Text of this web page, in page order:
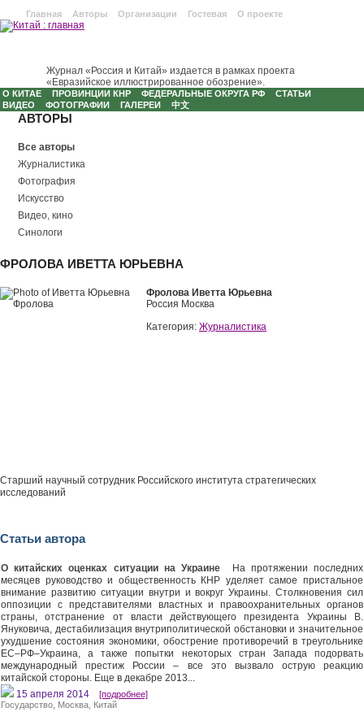
Главная Авторы Организации Гостевая О проекте
Журнал «Россия и Китай» издается в рамках проекта
«Евразийское иллюстрированное обозрение».
О КИТАЕ ПРОВИНЦИИ КНР ФЕДЕРАЛЬНЫЕ ОКРУГА РФ
СТАТЬИ
ВИДЕО
ФОТОГРАФИИ ГАЛЕРЕИ 中文
АВТОРЫ
Все авторы
Журналистика
Фотография
Искусство
Видео, кино
Синологи
ФРОЛОВА ИВЕТТА ЮРЬЕВНА
Фролова Иветта Юрьевна
Россия Москва
Категория: Журналистика
Старший научный сотрудник Российского института стратегических
исследований
Статьи автора
О китайских оценках ситуации на Украине На протяжении последних
месяцев руководство и общественность КНР уделяет самое пристальное
внимание развитию ситуации внутри и вокруг Украины. Столкновения сил
оппозиции с представителями властных и правоохранительных органов
страны, отстранение от власти действующего президента Украины В.
Януковича, дестабилизация внутриполитической обстановки и значительное
ухудшение состояния экономики, обострение противоречий в треугольнике
ЕС–РФ–Украина, а также попытки некоторых стран Запада подорвать
международный престиж России – все это вызвало острую реакцию
китайской стороны. Еще в декабре 2013...
15 апреля 2014 [подробнее]
Государство Москва Китай